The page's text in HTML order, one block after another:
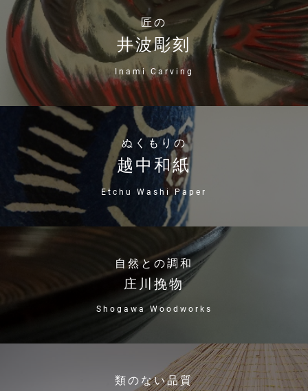
匠の
井波彫刻
Inami Carving
ぬくもりの
越中和紙
Etchu Washi Paper
自然との調和
庄川挽物
Shogawa Woodworks
類のない品質